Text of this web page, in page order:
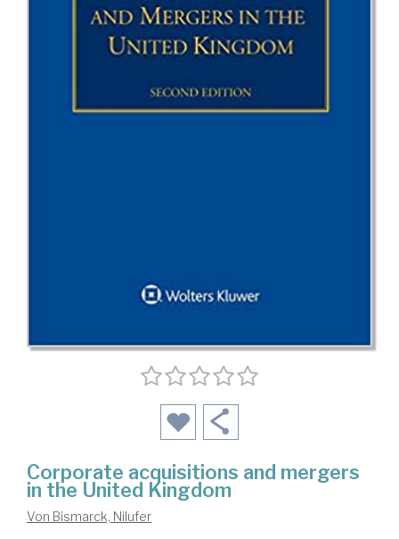
Corporate acquisitions and mergers
in the United Kingdom
Von Bismarck, Nilufer